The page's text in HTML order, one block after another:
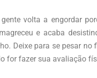
volta a engordar
e acaba
Deixe para se pesar no
for fazer sua avaliação